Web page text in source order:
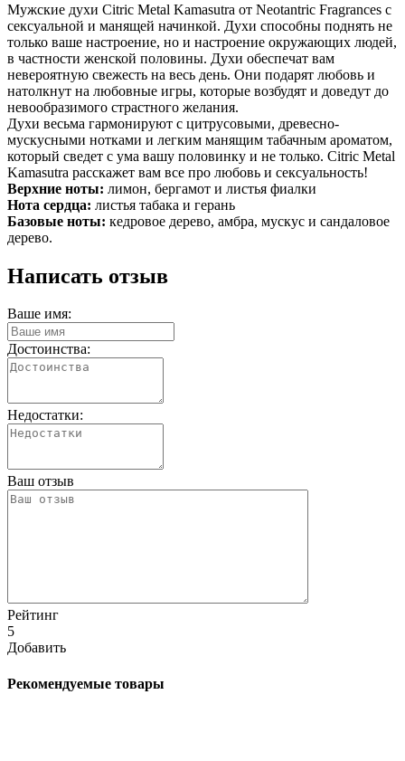
Мужские духи Citric Metal Kamasutra от Neotantric Fragrances с
сексуальной и манящей начинкой. Духи способны поднять не
только ваше настроение, но и настроение окружающих людей,
в частности женской половины. Духи обеспечат вам
невероятную свежесть на весь день. Они подарят любовь и
натолкнут на любовные игры, которые возбудят и доведут до
невообразимого страстного желания.
Духи весьма гармонируют с цитрусовыми, древесно-
мускусными нотками и легким манящим табачным ароматом,
который сведет с ума вашу половинку и не только. Citric Metal
Kamasutra расскажет вам все про любовь и сексуальность!
Верхние ноты: лимон, бергамот и листья фиалки
Нота сердца: листья табака и герань
Базовые ноты: кедровое дерево, амбра, мускус и сандаловое
дерево.
Написать отзыв
Ваше имя:
Достоинства:
Недостатки:
Ваш отзыв
Рейтинг
5
Добавить
Рекомендуемые товары